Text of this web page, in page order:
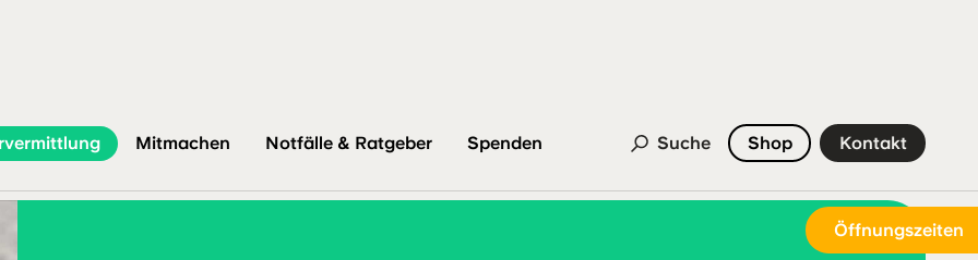
Öffnungszeiten
Mitmachen Notfälle & Ratgeber Spenden Suche Shop Kontakt